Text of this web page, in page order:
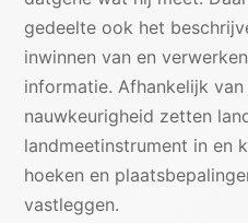
gedeelte ook het
inwinnen van en
informatie. Afhankelijk
nauwkeurigheid zetten
landmeetinstrument in en
hoeken en
vastleggen.